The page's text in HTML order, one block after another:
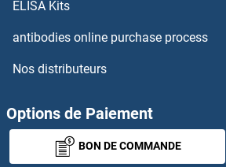
ELISA Kits
antibodies online purchase process
Nos distributeurs
Options de Paiement
BON DE COMMANDE